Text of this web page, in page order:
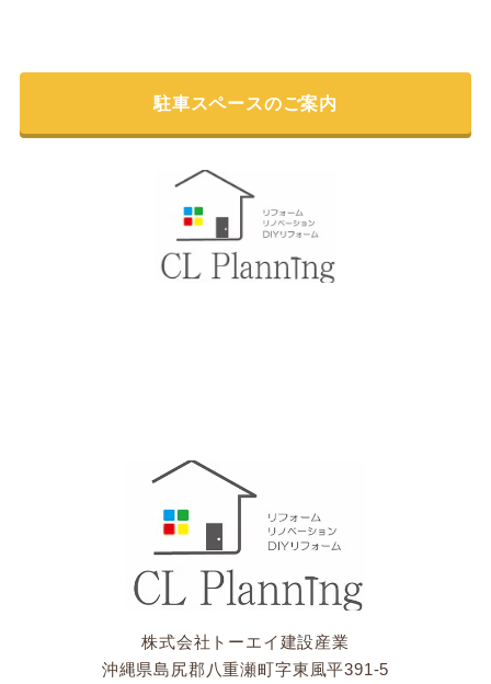
駐車スペースのご案内
株式会社トーエイ建設産業
沖縄県島尻郡八重瀬町字東風平391-5